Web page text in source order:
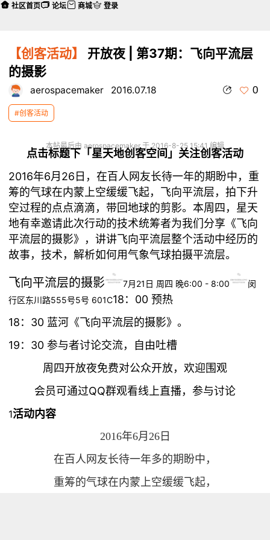
【创客活动】
开放夜 | 第37期：飞向平流层
的摄影
aerospacemaker 2016.07.18 0
#创客活动
本帖最后由 aerospacemaker 于 2016-8-25 15:41 编辑
点击标题下「星天地创客空间」关注创客活动
2016年6月26日，在百人网友长待一年的期盼中，重
筹的气球在内蒙上空缓缓飞起，飞向平流层，拍下升
空过程的点点滴滴，带回地球的剪影。本周四，星天
地有幸邀请此次行动的技术统筹者为我们分享《飞向
平流层的摄影》，讲讲飞向平流层整个活动中经历的
故事，技术，解析如何用气象气球拍摄平流层。
飞向平流层的摄影 7月21日 周四 晚6:00 - 8:00
闵
行区东川路555号5号 601C18：00 预热
18：30 蓝河《飞向平流层的摄影》。
19：30 参与者讨论交流，自由吐槽
周四开放夜免费对公众开放，欢迎围观
会员可通过QQ群观看线上直播，参与讨论
1活动内容
2016年6月26日
在百人网友长待一年多的期盼中，
重筹的气球在内蒙上空缓缓飞起，
社区首页 论坛 商城 登录